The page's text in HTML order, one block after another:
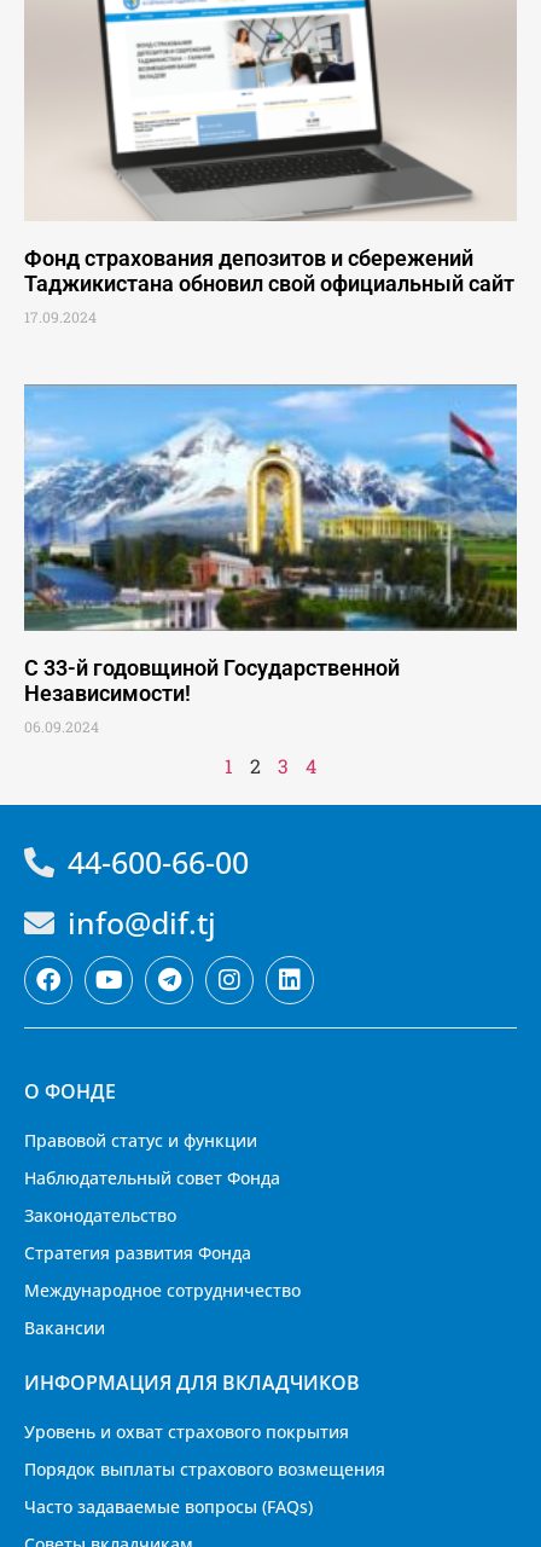
Фонд страхования депозитов и сбережений
Таджикистана обновил свой официальный сайт
17.09.2024
С 33-й годовщиной Государственной
Независимости!
06.09.2024
1 2 3 4
44-600-66-00
info@dif.tj
О ФОНДЕ
Правовой статус и функции
Наблюдательный совет Фонда
Законодательство
Стратегия развития Фонда
Международное сотрудничество
Вакансии
ИНФОРМАЦИЯ ДЛЯ ВКЛАДЧИКОВ
Уровень и охват страхового покрытия
Порядок выплаты страхового возмещения
Часто задаваемые вопросы (FAQs)